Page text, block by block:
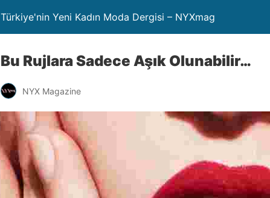
Türkiye'nin Yeni Kadın Moda Dergisi – NYXmag
Bu Rujlara Sadece Aşık Olunabilir…
NYX Magazine